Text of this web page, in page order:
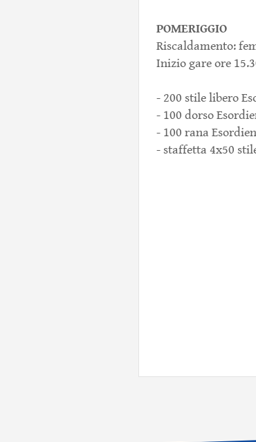
POMERIGGIO
Riscaldamento:
Inizio gare ore
- 200 stile libero
- 100 dorso
- 100 rana
- staffetta 4x50